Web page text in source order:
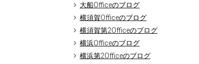
大船Officeのブログ
横須賀Officeのブログ
横須賀第2Officeのブログ
横浜Officeのブログ
横浜第2Officeのブログ